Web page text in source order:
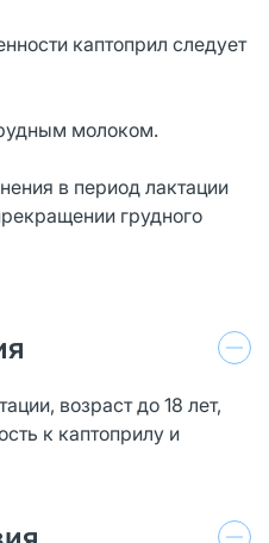
каптоприл следует
молоком.
в период лактации
грудного
возраст до 18 лет,
к каптоприлу и